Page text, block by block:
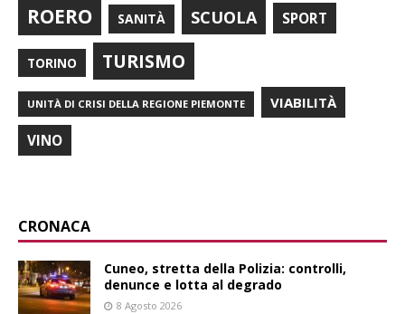
ROERO SANITÀ SCUOLA SPORT
TORINO TURISMO
UNITÀ DI CRISI DELLA REGIONE PIEMONTE VIABILITÀ
VINO
CRONACA
Cuneo, stretta della Polizia: controlli,
denunce e lotta al degrado
8 Agosto 2026